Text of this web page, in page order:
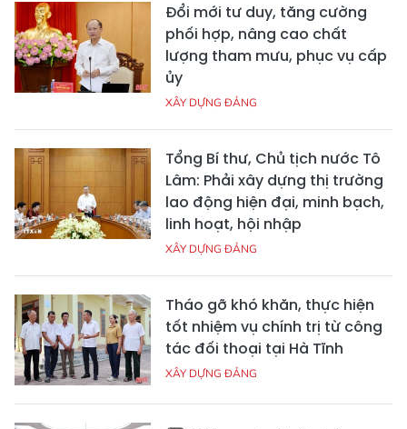
Đổi mới tư duy, tăng cường
phối hợp, nâng cao chất
lượng tham mưu, phục vụ cấp
ủy
XÂY DỰNG ĐẢNG
Tổng Bí thư, Chủ tịch nước Tô
Lâm: Phải xây dựng thị trường
lao động hiện đại, minh bạch,
linh hoạt, hội nhập
XÂY DỰNG ĐẢNG
Tháo gỡ khó khăn, thực hiện
tốt nhiệm vụ chính trị từ công
tác đối thoại tại Hà Tĩnh
XÂY DỰNG ĐẢNG